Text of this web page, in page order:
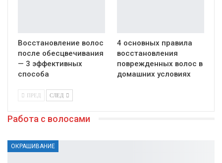
Восстановление волос
после обесцвечивания
— 3 эффективных
способа
4 основных правила
восстановления
поврежденных волос в
домашних условиях
ПРЕД СЛЕД
Работа с волосами
ОКРАШИВАНИЕ